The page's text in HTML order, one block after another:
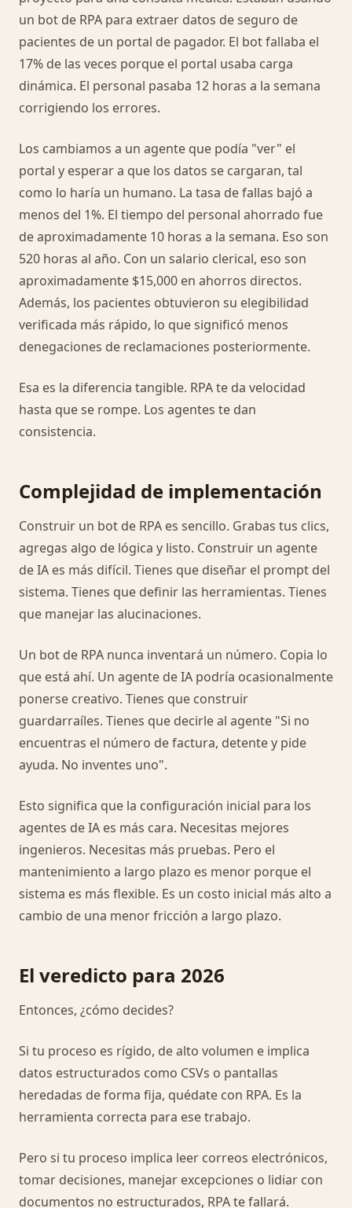
un bot de RPA para extraer datos de seguro de
pacientes de un portal de pagador. El bot fallaba el
17% de las veces porque el portal usaba carga
dinámica. El personal pasaba 12 horas a la semana
corrigiendo los errores.
Los cambiamos a un agente que podía "ver" el
portal y esperar a que los datos se cargaran, tal
como lo haría un humano. La tasa de fallas bajó a
menos del 1%. El tiempo del personal ahorrado fue
de aproximadamente 10 horas a la semana. Eso son
520 horas al año. Con un salario clerical, eso son
aproximadamente $15,000 en ahorros directos.
Además, los pacientes obtuvieron su elegibilidad
verificada más rápido, lo que significó menos
denegaciones de reclamaciones posteriormente.
Esa es la diferencia tangible. RPA te da velocidad
hasta que se rompe. Los agentes te dan
consistencia.
Complejidad de implementación
Construir un bot de RPA es sencillo. Grabas tus clics,
agregas algo de lógica y listo. Construir un agente
de IA es más difícil. Tienes que diseñar el prompt del
sistema. Tienes que definir las herramientas. Tienes
que manejar las alucinaciones.
Un bot de RPA nunca inventará un número. Copia lo
que está ahí. Un agente de IA podría ocasionalmente
ponerse creativo. Tienes que construir
guardarraíles. Tienes que decirle al agente "Si no
encuentras el número de factura, detente y pide
ayuda. No inventes uno".
Esto significa que la configuración inicial para los
agentes de IA es más cara. Necesitas mejores
ingenieros. Necesitas más pruebas. Pero el
mantenimiento a largo plazo es menor porque el
sistema es más flexible. Es un costo inicial más alto a
cambio de una menor fricción a largo plazo.
El veredicto para 2026
Entonces, ¿cómo decides?
Si tu proceso es rígido, de alto volumen e implica
datos estructurados como CSVs o pantallas
heredadas de forma fija, quédate con RPA. Es la
herramienta correcta para ese trabajo.
Pero si tu proceso implica leer correos electrónicos,
tomar decisiones, manejar excepciones o lidiar con
documentos no estructurados, RPA te fallará.